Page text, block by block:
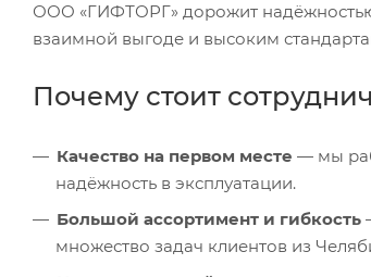
ООО «ГИФТОРГ» дорожит
взаимной выгоде и высоким
Почему стоит
Качество на первом месте — мы
надёжность в эксплуатации.
Большой ассортимент и гибкость
множество задач клиентов из